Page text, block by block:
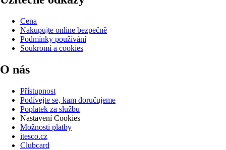
Cena
Nakupujte online bezpečně
Podmínky používání
Soukromí a cookies
O nás
Přístupnost
Podívejte se, kam doručujeme
Poplatek za službu
Nastavení Cookies
Možnosti platby
itesco.cz
Clubcard